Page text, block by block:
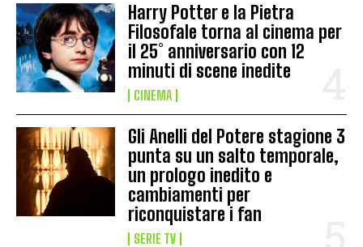
Harry Potter e la Pietra
Filosofale torna al cinema per
il 25° anniversario con 12
minuti di scene inedite
CINEMA
Gli Anelli del Potere stagione 3
punta su un salto temporale,
un prologo inedito e
cambiamenti per
riconquistare i fan
SERIE TV